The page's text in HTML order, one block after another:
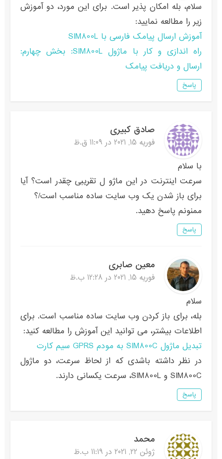
سلام، بله امکان پذیر است. برای این مورد، دو آموزش
زیر را مطالعه نمایید:
آموزش ارسال پیامک فارسی با SIM800L
راه اندازی و کار با ماژول SIM800L: بخش چهارم:
ارسال و دریافت پیامک
پاسخ
صادق کبیری
فوریه 15, 2021 در 11:09 ق.ظ
با سلام
سرعت اینترنت در این ماژو ل تقریبی چقدر است؟ آیا
برای باز شدن یک وب سایت ساده مناسب است/؟
ممنونم پاسخ دهید.
پاسخ
معین صابری
فوریه 15, 2021 در 12:28 ب.ظ
سلام
بله، برای باز کردن وب سایت ساده مناسب است. برای
اطلاعات بیشتر، می توانید این آموزش را مطالعه کنید:
تبدیل ماژول SIM800C به مودم GPRS سیم کارت
در نظر داشته باشدی که از لحاظ سرعت، دو ماژول
SIM800C و SIM800L، سرعت یکسانی دارند.
پاسخ
محمد
ژوئن 22, 2021 در 11:19 ب.ظ